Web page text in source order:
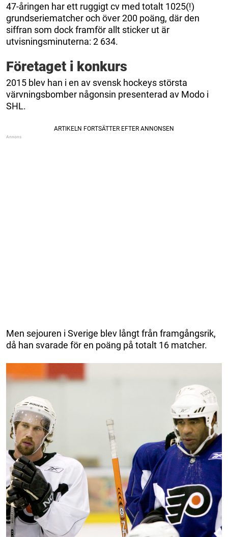
47-åringen har ett ruggigt cv med totalt 1025(!)
grundseriematcher och över 200 poäng, där den
siffran som dock framför allt sticker ut är
utvisningsminuterna: 2 634.
Företaget i konkurs
2015 blev han i en av svensk hockeys största
värvningsbomber någonsin presenterad av Modo i
SHL.
Men sejouren i Sverige blev långt från framgångsrik,
då han svarade för en poäng på totalt 16 matcher.